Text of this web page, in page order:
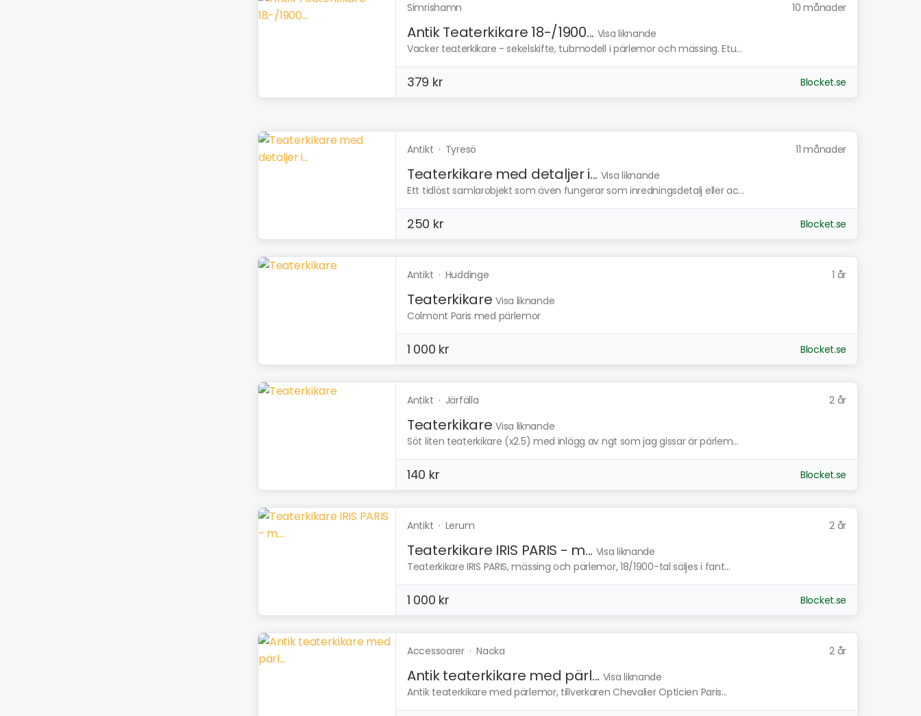
Simrishamn 10 månader
Antik Teaterkikare 18-/1900... Visa liknande
Vacker teaterkikare - sekelskifte, tubmodell i pärlemor och mässing. Etu...
379 kr Blocket.se
Antikt · Tyresö 11 månader
Teaterkikare med detaljer i... Visa liknande
Ett tidlöst samlarobjekt som även fungerar som inredningsdetalj eller ac...
250 kr Blocket.se
Antikt · Huddinge 1 år
Teaterkikare Visa liknande
Colmont Paris med pärlemor
1 000 kr Blocket.se
Antikt · Järfälla 2 år
Teaterkikare Visa liknande
Söt liten teaterkikare (x2.5) med inlägg av ngt som jag gissar är pärlem...
140 kr Blocket.se
Antikt · Lerum 2 år
Teaterkikare IRIS PARIS - m... Visa liknande
Teaterkikare IRIS PARIS, mässing och pärlemor, 18/1900-tal säljes i fant...
1 000 kr Blocket.se
Accessoarer·Nacka 2 år
Antik teaterkikare med pärl... Visa liknande
Antik teaterkikare med pärlemor, tillverkaren Chevalier Opticien Paris...